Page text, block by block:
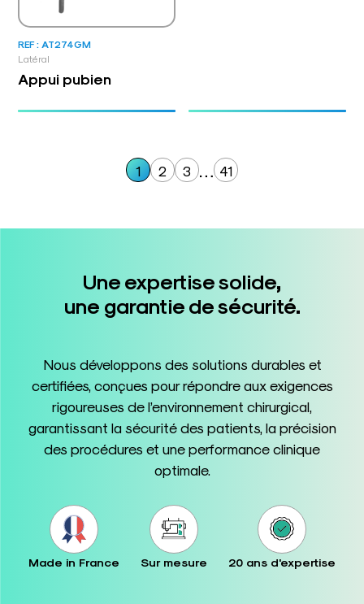
Latéral
REF : AT274GM
Appui pubien
1 2 3 … 41
Une expertise solide,
une garantie de sécurité.
Nous développons des solutions durables et
certifiées, conçues pour répondre aux exigences
rigoureuses de l’environnement chirurgical,
garantissant la sécurité des patients, la précision
des procédures et une performance clinique
optimale.
Made in France Sur mesure 20 ans d'expertise